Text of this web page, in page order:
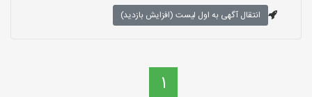
انتقال آگهی به اول لیست (افزایش بازدید)
1